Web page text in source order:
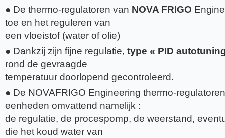
● De thermo-regulatoren van NOVA FRIGO
toe en het reguleren van
een vloeistof (water of olie)
● Dankzij zijn fijne regulatie, type « PID
rond de gevraagde
temperatuur doorlopend gecontroleerd.
● De NOVAFRIGO Engineering thermo-
eenheden omvattend namelijk :
de regulatie, de procespomp, de weerstand,
die het koud water van